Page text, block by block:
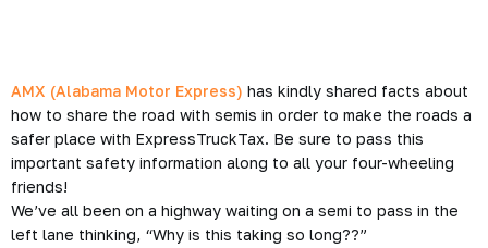
AMX (Alabama Motor Express) has kindly shared facts about
how to share the road with semis in order to make the roads a
safer place with ExpressTruckTax. Be sure to pass this
important safety information along to all your four-wheeling
friends!
We’ve all been on a highway waiting on a semi to pass in the
left lane thinking, “Why is this taking so long??”